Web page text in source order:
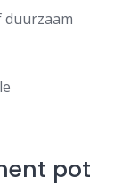
duurzaam
pot